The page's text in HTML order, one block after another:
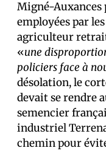
Migné-Auxances
employées par
agriculteur
«une
policiers face à
désolation, le
devait se rendre
semencier
industriel
chemin pour